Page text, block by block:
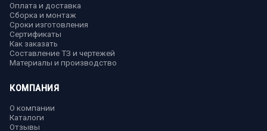
Оплата и доставка
Сборка и монтаж
Сроки изготовления
Сертификаты
Как заказать
Составление ТЗ и чертежей
Материалы и производство
КОМПАНИЯ
О компании
Каталоги
Отзывы